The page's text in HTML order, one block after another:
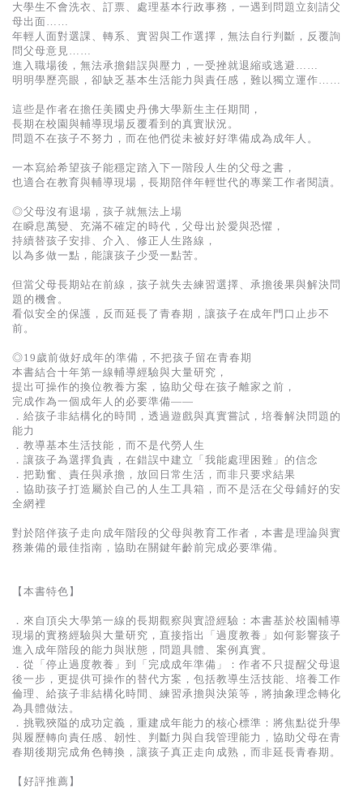
大學生不會洗衣、訂票、處理基本行政事務，一遇到問題立刻請父
母出面……
年輕人面對選課、轉系、實習與工作選擇，無法自行判斷，反覆詢
問父母意見……
進入職場後，無法承擔錯誤與壓力，一受挫就退縮或逃避……
明明學歷亮眼，卻缺乏基本生活能力與責任感，難以獨立運作……
這些是作者在擔任美國史丹佛大學新生主任期間，
長期在校園與輔導現場反覆看到的真實狀況。
問題不在孩子不努力，而在他們從未被好好準備成為成年人。
一本寫給希望孩子能穩定踏入下一階段人生的父母之書，
也適合在教育與輔導現場，長期陪伴年輕世代的專業工作者閱讀。
◎父母沒有退場，孩子就無法上場
在瞬息萬變、充滿不確定的時代，父母出於愛與恐懼，
持續替孩子安排、介入、修正人生路線，
以為多做一點，能讓孩子少受一點苦。
但當父母長期站在前線，孩子就失去練習選擇、承擔後果與解決問
題的機會。
看似安全的保護，反而延長了青春期，讓孩子在成年門口止步不
前。
◎19歲前做好成年的準備，不把孩子留在青春期
本書結合十年第一線輔導經驗與大量研究，
提出可操作的換位教養方案，協助父母在孩子離家之前，
完成作為一個成年人的必要準備——
．給孩子非結構化的時間，透過遊戲與真實嘗試，培養解決問題的
能力
．教導基本生活技能，而不是代勞人生
．讓孩子為選擇負責，在錯誤中建立「我能處理困難」的信念
．把勤奮、責任與承擔，放回日常生活，而非只要求結果
．協助孩子打造屬於自己的人生工具箱，而不是活在父母鋪好的安
全網裡
對於陪伴孩子走向成年階段的父母與教育工作者，本書是理論與實
務兼備的最佳指南，協助在關鍵年齡前完成必要準備。
【本書特色】
．來自頂尖大學第一線的長期觀察與實證經驗：本書基於校園輔導
現場的實務經驗與大量研究，直接指出「過度教養」如何影響孩子
進入成年階段的能力與狀態，問題具體、案例真實。
．從「停止過度教養」到「完成成年準備」：作者不只提醒父母退
後一步，更提供可操作的替代方案，包括教導生活技能、培養工作
倫理、給孩子非結構化時間、練習承擔與決策等，將抽象理念轉化
為具體做法。
．挑戰狹隘的成功定義，重建成年能力的核心標準：將焦點從升學
與履歷轉向責任感、韌性、判斷力與自我管理能力，協助父母在青
春期後期完成角色轉換，讓孩子真正走向成熟，而非延長青春期。
【好評推薦】